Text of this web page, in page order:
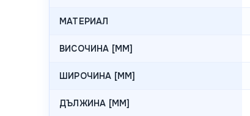
МАТЕРИАЛ
ВИСОЧИНА [MM]
ШИРОЧИНА [MM]
ДЪЛЖИНА [MM]